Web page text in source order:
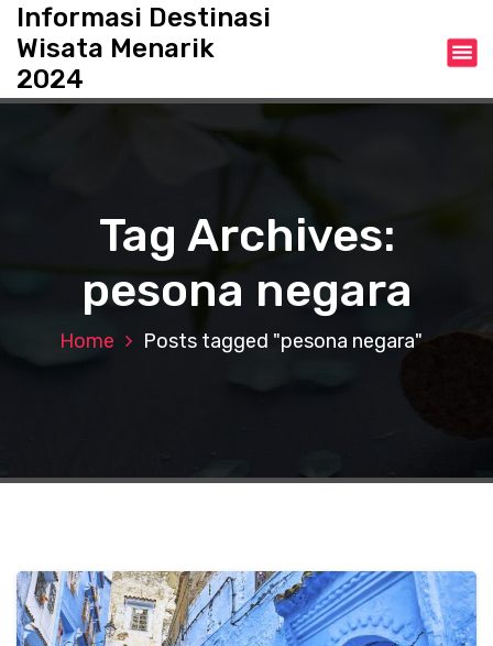
t
Informasi Destinasi
Wisata Menarik
2024
Tag Archives:
pesona negara
Home Posts tagged "pesona negara"